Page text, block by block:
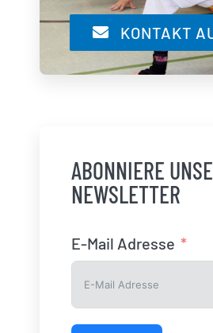
KONTAKT
ABONNIERE
NEWSLETTER
E-Mail Adresse